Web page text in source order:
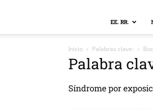
EE. RR.
Inicio Palabras clave:
Palabra
Síndrome por